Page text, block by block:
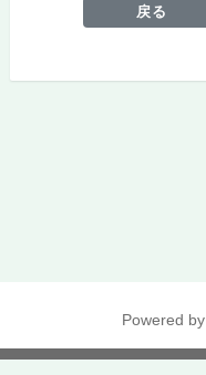
戻る
Powered by